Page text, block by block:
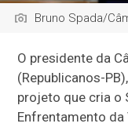
Bruno Spada/
O presidente da
(Republicanos-
projeto que cria o
Enfrentamento